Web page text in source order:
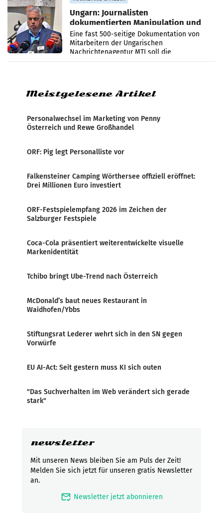
Ungarn: Journalisten
dokumentierten Manipulation und
Zensur
Eine fast 500-seitige Dokumentation von
Mitarbeitern der Ungarischen
Nachrichtenagentur MTI soll die
systematische Nachrichten-Manipulation und
Meistgelesene Artikel
Personalwechsel im Marketing von Penny
Österreich und Rewe Großhandel
ORF: Pig legt Personalliste vor
Falkensteiner Camping Wörthersee offiziell eröffnet:
Drei Millionen Euro investiert
ORF-Festspielempfang 2026 im Zeichen der
Salzburger Festspiele
Coca-Cola präsentiert weiterentwickelte visuelle
Markenidentität
Tchibo bringt Ube-Trend nach Österreich
McDonald’s baut neues Restaurant in
Waidhofen/Ybbs
Stiftungsrat Lederer wehrt sich in den SN gegen
Vorwürfe
EU AI-Act: Seit gestern muss KI sich outen
"Das Suchverhalten im Web verändert sich gerade
stark"
newsletter
Mit unseren News bleiben Sie am Puls der Zeit!
Melden Sie sich jetzt für unseren gratis Newsletter
an.
mark_email_read Newsletter jetzt abonnieren